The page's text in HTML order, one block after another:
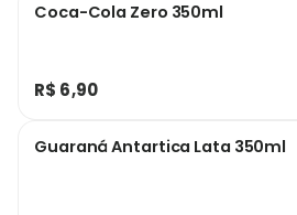
Coca-Cola Zero 350ml
R$ 6,90
Guaraná Antartica Lata 350ml